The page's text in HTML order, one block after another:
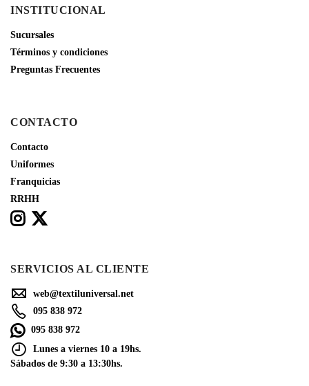
INSTITUCIONAL
Sucursales
Términos y condiciones
Preguntas Frecuentes
CONTACTO
Contacto
Uniformes
Franquicias
RRHH
SERVICIOS AL CLIENTE
web@textiluniversal.net
095 838 972
095 838 972
Lunes a viernes 10 a 19hs.
Sábados de 9:30 a 13:30hs.